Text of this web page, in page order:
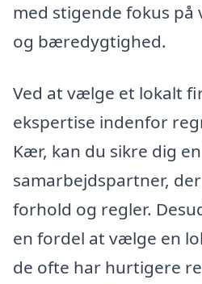
med stigende fokus på
og bæredygtighed.
Ved at vælge et lokalt
ekspertise indenfor
Kær, kan du sikre dig
samarbejdspartner,
forhold og regler.
en fordel at vælge en
de ofte har hurtigere